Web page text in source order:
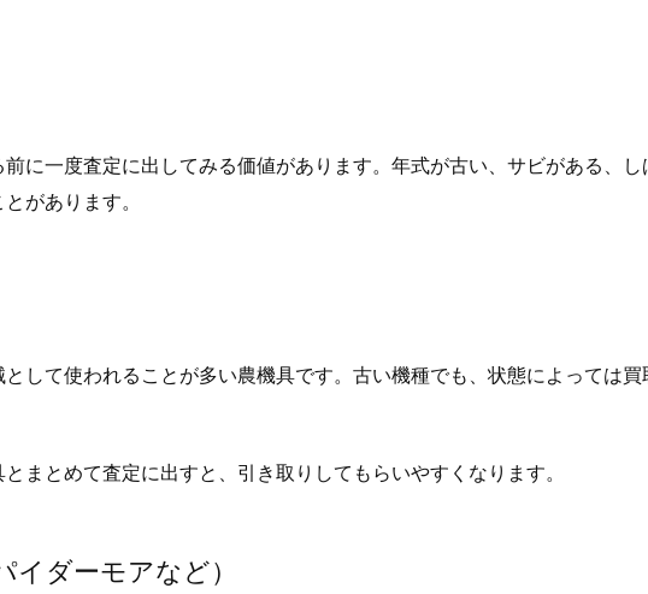
に一度査定に出してみる価値があります。年式が古い、サビがある、
があります。
して使われることが多い農機具です。古い機種でも、状態によっては買
まとめて査定に出すと、引き取りしてもらいやすくなります。
ダーモアなど）